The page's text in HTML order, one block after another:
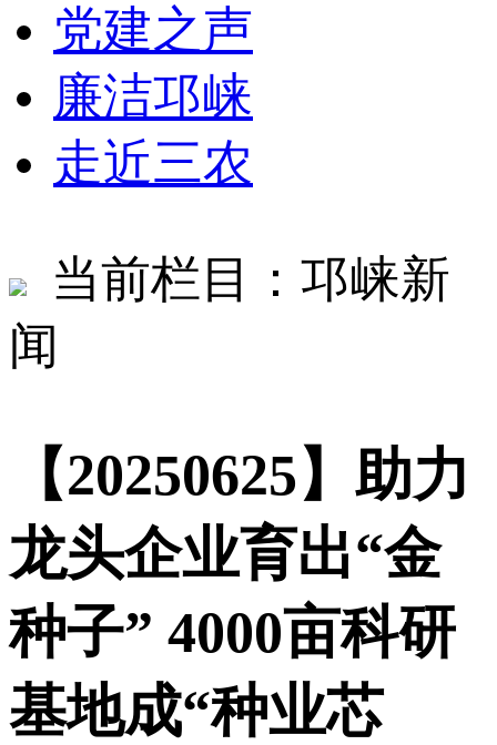
党建之声
廉洁邛崃
走近三农
当前栏目：邛崃新
闻
【20250625】助力
龙头企业育出“金
种子” 4000亩科研
基地成“种业芯